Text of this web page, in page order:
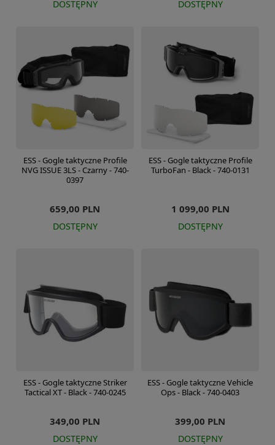
DOSTĘPNY DOSTĘPNY
ESS - Gogle taktyczne Profile
NVG ISSUE 3LS - Czarny - 740-
0397
659,00 PLN
DOSTĘPNY
ESS - Gogle taktyczne Profile
TurboFan - Black - 740-0131
1 099,00 PLN
DOSTĘPNY
ESS - Gogle taktyczne Striker
Tactical XT - Black - 740-0245
349,00 PLN
DOSTĘPNY
ESS - Gogle taktyczne Vehicle
Ops - Black - 740-0403
399,00 PLN
DOSTĘPNY